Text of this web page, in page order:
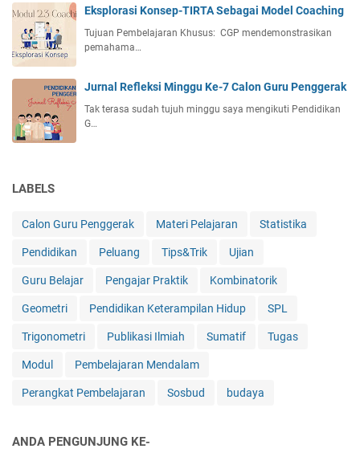
Eksplorasi Konsep-TIRTA Sebagai Model Coaching
Tujuan Pembelajaran Khusus: CGP mendemonstrasikan
pemahama…
Jurnal Refleksi Minggu Ke-7 Calon Guru Penggerak
Tak terasa sudah tujuh minggu saya mengikuti Pendidikan
G…
LABELS
Calon Guru Penggerak Materi Pelajaran Statistika
Pendidikan Peluang Tips&Trik Ujian
Guru Belajar Pengajar Praktik Kombinatorik
Geometri Pendidikan Keterampilan Hidup SPL
Trigonometri Publikasi Ilmiah Sumatif Tugas
Modul Pembelajaran Mendalam
Perangkat Pembelajaran Sosbud budaya
ANDA PENGUNJUNG KE-